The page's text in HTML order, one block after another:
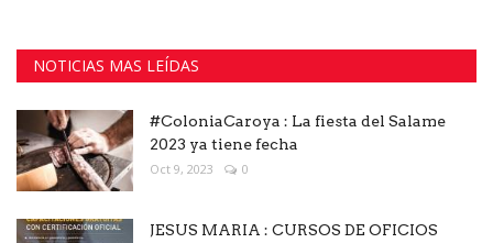
NOTICIAS MAS LEÍDAS
#ColoniaCaroya : La fiesta del Salame
2023 ya tiene fecha
Oct 9, 2023 0
JESUS MARIA : CURSOS DE OFICIOS